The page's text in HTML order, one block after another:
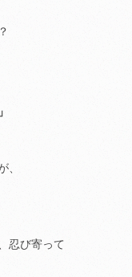
、
忍び寄って